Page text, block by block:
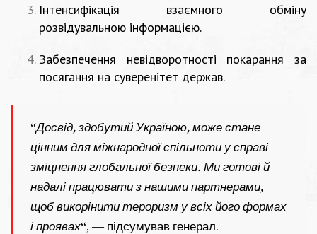
Інтенсифікація взаємного обміну
розвідувальною інформацією.
Забезпечення невідворотності покарання за
посягання на суверенітет держав.
“Досвід, здобутий Україною, може стане
цінним для міжнародної спільноти у справі
зміцнення глобальної безпеки. Ми готові й
надалі працювати з нашими партнерами,
щоб викорінити тероризм у всіх його формах
і проявах“, — підсумував генерал.